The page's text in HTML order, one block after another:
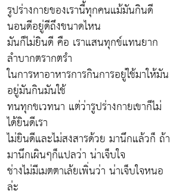
รูปร่างกายของเรานี้ทุกคนแม้มันกินดี
นอนดีอยู่ดีถึงขนาดไหน
มันก็ไม่ยินดี คือ เราแสนทุกข์แทนยาก
ลำบากตรากตรำ
ในการหาอาหารการกินการอยู่ใช้มาให้มัน
อยู่มันกินมันใช้
ทนทุกขเวทนา แต่ว่ารูปร่างกายเขาก็ไม่
ได้ยินดีเรา
ไม่ยินดีและไม่สงสารด้วย มานึกแล้วก็ ถ้า
มานึกเผินๆก็แปลว่า น่าเจ็บใจ
ช่างไม่มีเมตตาเล้ยเพิ่นว่า น่าเจ็บใจหนอ
ล่ะ